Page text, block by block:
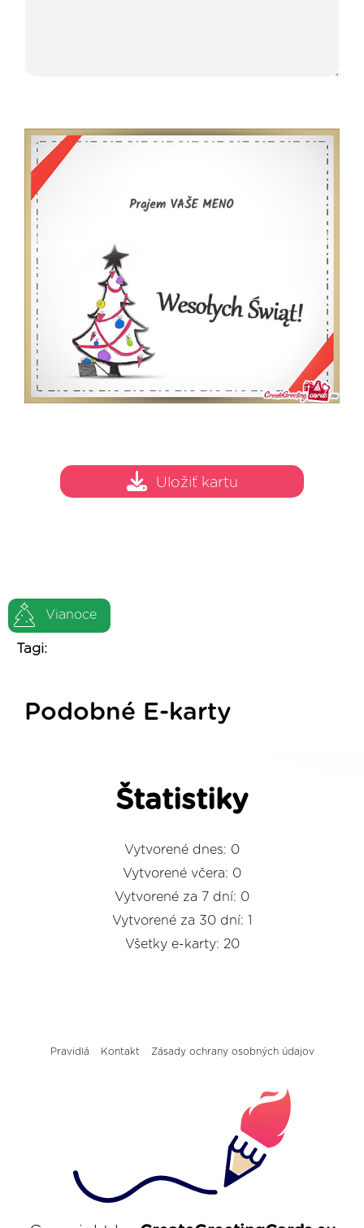
Vianoce
Tagi:
Uložiť kartu
Podobné E-karty
Štatistiky
Vytvorené dnes: 0
Vytvorené včera: 0
Vytvorené za 7 dní: 0
Vytvorené za 30 dní: 1
Všetky e-karty: 20
Pravidlá Kontakt Zásady ochrany osobných údajov